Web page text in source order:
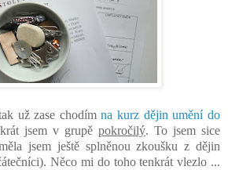
už zase chodímna kurz dějin umění do
jsem v grupě pokročilý. To jsem sice
jsem ještě splněnou zkoušku z dějin
Něco mi do toho tenkrát vlezlo ...